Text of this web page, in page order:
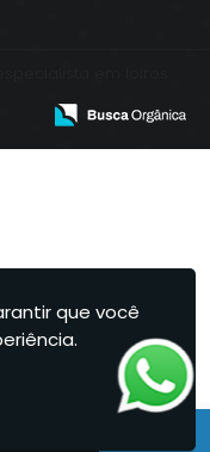
que você